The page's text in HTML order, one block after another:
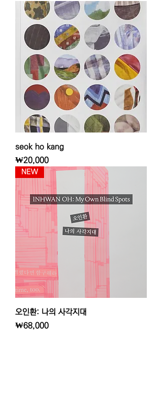
seok ho kang
가격
₩20,000
NEW
오인환: 나의 사각지대
가격
₩68,000